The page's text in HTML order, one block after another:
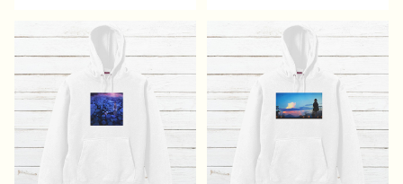
人気 イラストレーター
クリエイター 絵師 オリ
ジナル デザイン グッ
ズ 片面印刷 タイトル：
星々の帰る場所 作：ア
人気 イラストレーター
クリエイター 絵師 オリ
ジナル デザイン グッ
ズ 片面印刷 タイトル：斑
雪 作：アナ F-5